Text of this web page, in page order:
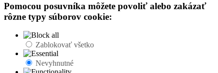
Pomocou posuvníka môžete povoliť alebo zakázať
rôzne typy súborov cookie:
Zablokovať všetko
Nevyhnutné